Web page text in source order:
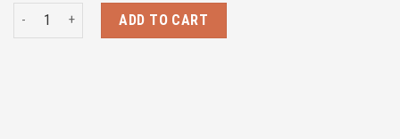
Hạt DIÊM MẠCH 3 MÀU hữu cơ ANBIO 200g/100g quantity
ADD TO CART